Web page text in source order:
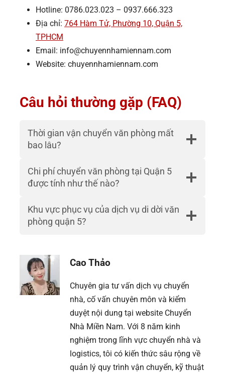
Hotline: 0786.023.023 – 0937.666.323
Địa chỉ: 764 Hàm Tử, Phường 10, Quận 5,
TPHCM
Email: info@chuyennhamiennam.com
Website: chuyennhamiennam.com
Câu hỏi thường gặp (FAQ)
Thời gian vận chuyển văn phòng mất
bao lâu?
Chi phí chuyển văn phòng tại Quận 5
được tính như thế nào?
Khu vực phục vụ của dịch vụ di dời văn
phòng quận 5?
Cao Thảo
Chuyên gia tư vấn dịch vụ chuyển
nhà, cố vấn chuyên môn và kiểm
duyệt nội dung tại website Chuyển
Nhà Miền Nam. Với 8 năm kinh
nghiệm trong lĩnh vực chuyển nhà và
logistics, tôi có kiến thức sâu rộng về
quản lý quy trình vận chuyển, kỹ thuật